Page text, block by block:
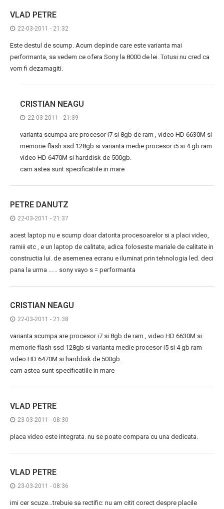
VLAD PETRE
22-03-2011 - 21:32
Este destul de scump. Acum depinde care este varianta mai
performanta, sa vedem ce ofera Sony la 8000 de lei. Totusi nu cred ca
vom fi dezamagiti.
CRISTIAN NEAGU
22-03-2011 - 21:39
varianta scumpa are procesor i7 si 8gb de ram , video HD 6630M si
memorie flash ssd 128gb si varianta medie procesor i5 si 4 gb ram
video HD 6470M si harddisk de 500gb.
cam astea sunt specificatiile in mare
PETRE DANUTZ
22-03-2011 - 21:37
acest laptop nu e scump doar datorita procesoarelor si a placi video,
ramiii etc , e un laptop de calitate, adica foloseste mariale de calitate in
constructia lui. de asemenea ecranu e iluminat prin tehnologia led. deci
pana la urma …… sony vayo s = performanta
CRISTIAN NEAGU
22-03-2011 - 21:38
varianta scumpa are procesor i7 si 8gb de ram , video HD 6630M si
memorie flash ssd 128gb si varianta medie procesor i5 si 4 gb ram
video HD 6470M si harddisk de 500gb.
cam astea sunt specificatiile in mare
VLAD PETRE
23-03-2011 - 08:30
placa video este integrata. nu se poate compara cu una dedicata.
VLAD PETRE
23-03-2011 - 08:36
imi cer scuze…trebuie sa rectific: nu am citit corect despre placile